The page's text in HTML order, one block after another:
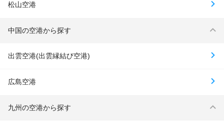
松山空港
中国の空港から探す
出雲空港(出雲縁結び空港)
広島空港
九州の空港から探す